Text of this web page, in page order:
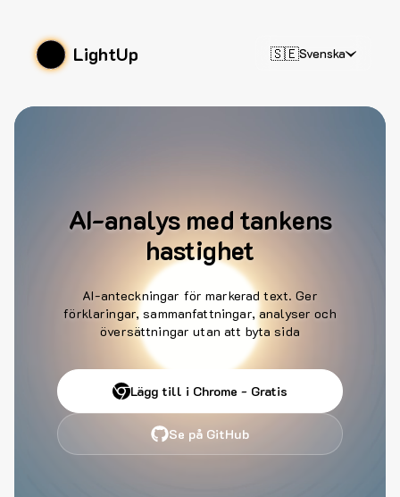
LightUp 🇸🇪Svenska
AI-analys med tankens
hastighet
AI-anteckningar för markerad text. Ger
förklaringar, sammanfattningar, analyser och
översättningar utan att byta sida
Lägg till i Chrome - Gratis
Se på GitHub